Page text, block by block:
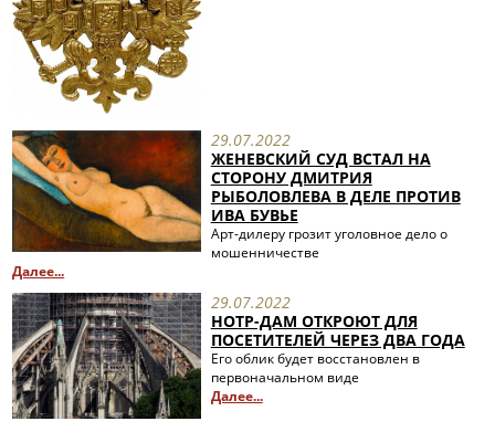
29.07.2022
ЖЕНЕВСКИЙ СУД ВСТАЛ НА
СТОРОНУ ДМИТРИЯ
РЫБОЛОВЛЕВА В ДЕЛЕ ПРОТИВ
ИВА БУВЬЕ
Арт-дилеру грозит уголовное дело о
мошенничестве
Далее...
29.07.2022
НОТР-ДАМ ОТКРОЮТ ДЛЯ
ПОСЕТИТЕЛЕЙ ЧЕРЕЗ ДВА ГОДА
Его облик будет восстановлен в
первоначальном виде
Далее...